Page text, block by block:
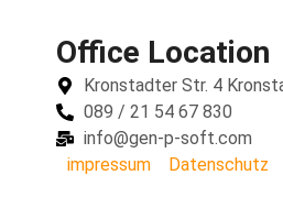
Office Location
Kronstadter Str. 4
089 / 21 54 67 830
info@gen-p-soft.com
impressum
Datenschutz